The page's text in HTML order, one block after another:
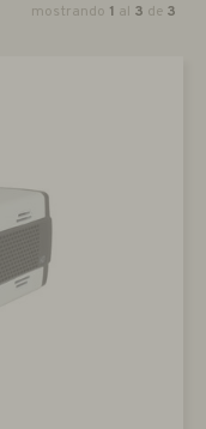
mostrando 1 al 3 de 3